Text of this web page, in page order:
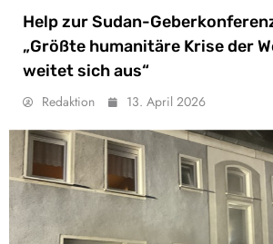
Help zur Sudan-
„Größte humanitäre Krise der
weitet sich aus“
Redaktion 13. April 2026